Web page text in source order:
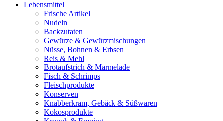
Lebensmittel
Frische Artikel
Nudeln
Backzutaten
Gewürze & Gewürzmischungen
Nüsse, Bohnen & Erbsen
Reis & Mehl
Brotaufstrich & Marmelade
Fisch & Schrimps
Fleischprodukte
Konserven
Knabberkram, Gebäck & Süßwaren
Kokosprodukte